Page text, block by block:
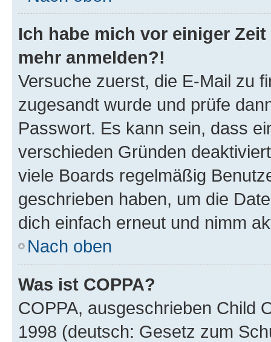
Ich habe mich vor einiger
mehr anmelden?!
Versuche zuerst, die E-Mail zu
zugesandt wurde und prüfe
Passwort. Es kann sein, dass
verschieden Gründen
viele Boards regelmäßig
geschrieben haben, um die
dich einfach erneut und nimm
Nach oben
Was ist COPPA?
COPPA, ausgeschrieben Child
1998 (deutsch: Gesetz zum